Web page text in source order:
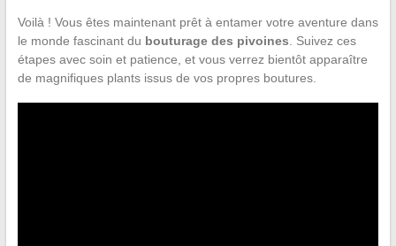
Voilà ! Vous êtes maintenant prêt à entamer votre aventure dans
le monde fascinant du bouturage des pivoines. Suivez ces
étapes avec soin et patience, et vous verrez bientôt apparaître
de magnifiques plants issus de vos propres boutures.